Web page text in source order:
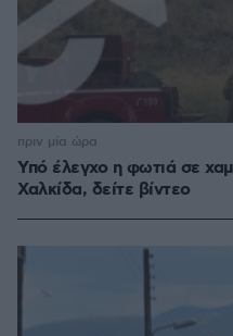
Υπό έλεγχο η φωτιά σε
Χαλκίδα, δείτε βίντεο
πριν μία ώρα